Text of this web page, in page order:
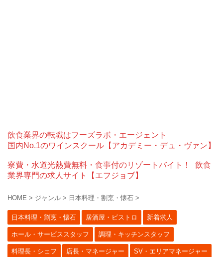
飲食業界の転職はフーズラボ・エージェント
国内No.1のワインスクール【アカデミー・デュ・ヴァン】
寮費・水道光熱費無料・食事付のリゾートバイト！
飲食
業界専門の求人サイト【エフジョブ】
HOME > ジャンル > 日本料理・割烹・懐石 >
日本料理・割烹・懐石 居酒屋・ビストロ 新着求人
ホール・サービススタッフ 調理・キッチンスタッフ
料理長・シェフ 店長・マネージャー SV・エリアマネージャー